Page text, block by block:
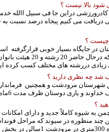
شود بالا نیست ؟
کادرورزشی دراین جا فی سبیل االله
دریافت می کنیم پبجاه درصد نسبت به
چیست ؟
در جایگاه بسیار خوبی قرارگرفته
حضور بانوان محتر م در عرصه ورزش تا حد
دررشته های مختلف کسب کرده
شد چه نظری دارید ؟
شهرستان مرودشت و همچنین
ظرف مدت 6ماه به بهره برداری رسید.
؟
کارو احداث زمین چمن به شیوه کاملاً جدید و دارای
به حال 85 درصد پیشرفت داشته است احداث 1باب سالن چند منظوره در